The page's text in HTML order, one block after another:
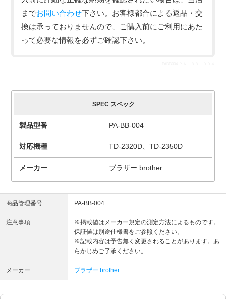
までお問い合わせ下さい。お客様都合による返品・交
換は承っておりませんので、ご購入前にご利用にあた
って必要な情報を必ずご確認下さい。
SPEC スペック
製品型番 PA-BB-004
対応機種 TD-2320D、TD-2350D
メーカー ブラザー brother
商品管理番号 PA-BB-004
注意事項
※掲載値はメーカー規定の測定方法によるものです。
保証値は別途仕様書をご参照ください。
※記載内容は予告無く変更されることがあります。あ
らかじめご了承ください。
メーカー ブラザー brother